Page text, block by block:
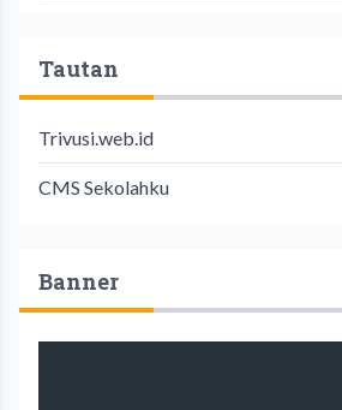
Tautan
Trivusi.web.id
CMS Sekolahku
Banner